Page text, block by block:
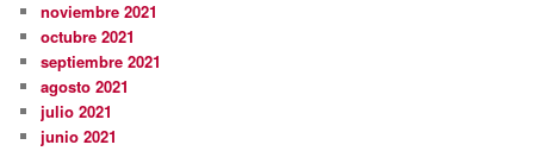
noviembre 2021
octubre 2021
septiembre 2021
agosto 2021
julio 2021
junio 2021